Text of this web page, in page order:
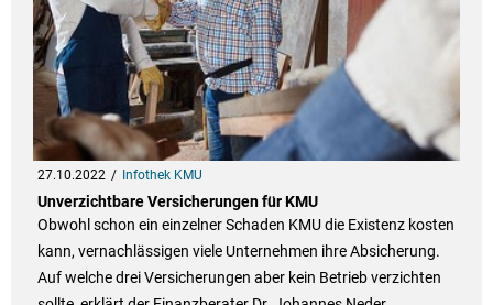
27.10.2022 Infothek KMU
Unverzichtbare Versicherungen für KMU
Obwohl schon ein einzelner Schaden KMU die Existenz kosten
kann, vernachlässigen viele Unternehmen ihre Absicherung.
Auf welche drei Versicherungen aber kein Betrieb verzichten